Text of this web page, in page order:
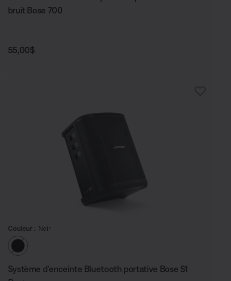
bruit Bose 700
Prix :
55,00$
Couleur : Noir
Choisissez la couleur
Système d’enceinte Bluetooth portative Bose S1